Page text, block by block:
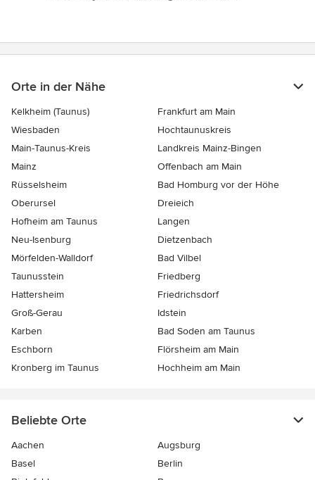
Orte in der Nähe
Kelkheim (Taunus)
Frankfurt am Main
Wiesbaden
Hochtaunuskreis
Main-Taunus-Kreis
Landkreis Mainz-Bingen
Mainz
Offenbach am Main
Rüsselsheim
Bad Homburg vor der Höhe
Oberursel
Dreieich
Hofheim am Taunus
Langen
Neu-Isenburg
Dietzenbach
Mörfelden-Walldorf
Bad Vilbel
Taunusstein
Friedberg
Hattersheim
Friedrichsdorf
Groß-Gerau
Idstein
Karben
Bad Soden am Taunus
Eschborn
Flörsheim am Main
Kronberg im Taunus
Hochheim am Main
Beliebte Orte
Aachen
Augsburg
Basel
Berlin